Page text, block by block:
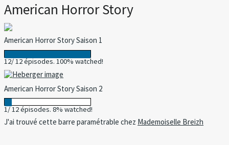
American Horror Story
American Horror Story Saison 1
12/ 12 épisodes. 100% watched!
American Horror Story Saison 2
1/ 12 épisodes. 8% watched!
J'ai trouvé cette barre paramétrable chez Mademoiselle Breizh